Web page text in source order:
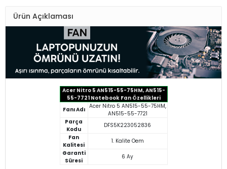
Ürün Açıklaması
Acer Nitro 5 AN515-55-75HM, AN515-
55-7721 Notebook Fan Özellikleri
Fanı Adı Acer Nitro 5 AN515-55-75HM,
AN515-55-7721
Parça
Kodu
DFS5K223052836
Fan
Kalitesi
1. Kalite Oem
Garanti
Süresi
6 Ay